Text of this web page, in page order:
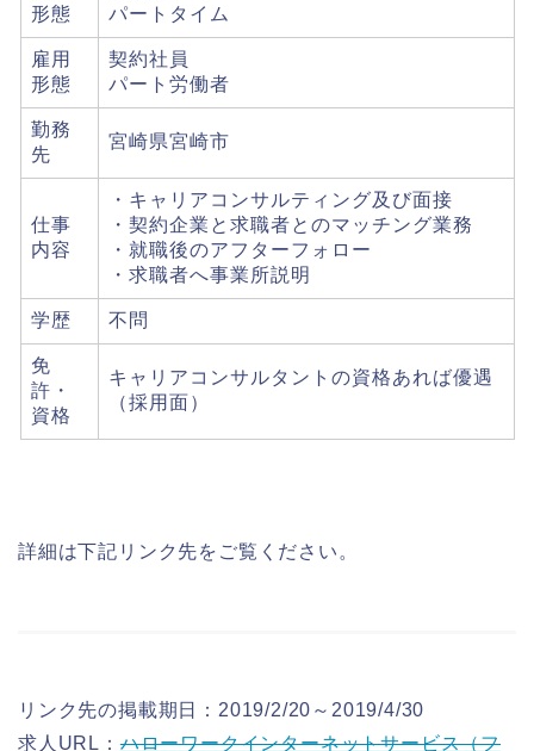
形態
パートタイム
雇用
形態
契約社員
パート労働者
勤務
先
宮崎県宮崎市
仕事
内容
・キャリアコンサルティング及び面接
・契約企業と求職者とのマッチング業務
・就職後のアフターフォロー
・求職者へ事業所説明
学歴 不問
免
許・
資格
キャリアコンサルタントの資格あれば優遇
（採用面）
詳細は下記リンク先をご覧ください。
リンク先の掲載期日：2019/2/20～2019/4/30
求人URL：ハローワークインターネットサービス（フ